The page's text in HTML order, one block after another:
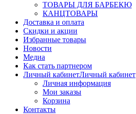
ТОВАРЫ ДЛЯ БАРБЕКЮ
КАНЦТОВАРЫ
Доставка и оплата
Скидки и акции
Избранные товары
Новости
Медиа
Как стать партнером
Личный кабинетЛичный кабинет
Личная информация
Мои заказы
Корзина
Контакты